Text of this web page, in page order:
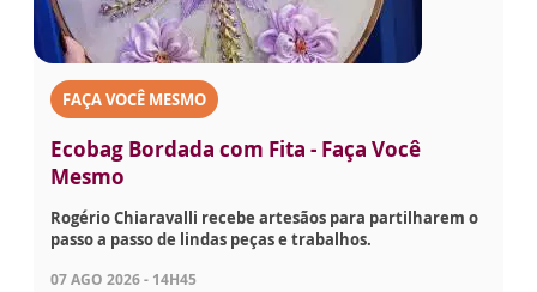
FAÇA VOCÊ MESMO
Ecobag Bordada com Fita - Faça Você
Mesmo
Rogério Chiaravalli recebe artesãos para partilharem o
passo a passo de lindas peças e trabalhos.
07 AGO 2026 - 14H45